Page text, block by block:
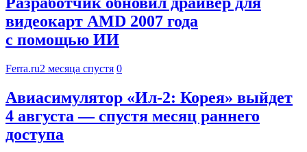
видеокарт AMD 2007 года
с помощью ИИ
Ferra.ru2 месяца спустя 0
Авиасимулятор «Ил-2: Корея» выйдет
4 августа — спустя месяц раннего
доступа